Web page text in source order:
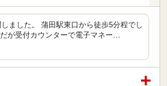
ました。 蒲田駅東口から徒歩5分程でし
が受付カウンターで電子マネー…